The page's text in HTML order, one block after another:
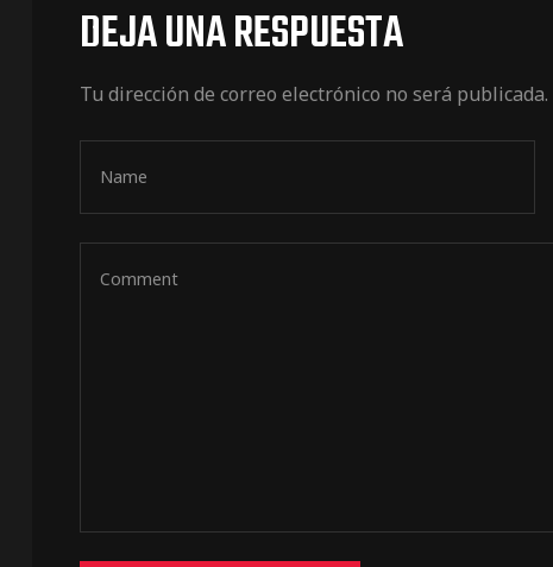
DEJA UNA RESPUESTA
Tu dirección de correo electrónico no será publicada.